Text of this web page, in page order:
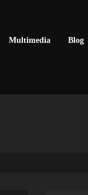
Multimedia Blog